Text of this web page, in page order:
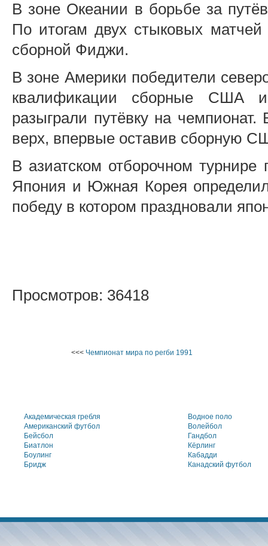
В зоне Океании в борьбе за
По итогам двух стыковых матчей
сборной Фиджи.
В зоне Америки победители
квалификации сборные США
разыграли путёвку на
верх, впервые оставив сборную
В азиатском отборочном турнире
Япония и Южная Корея
победу в котором праздновали
Просмотров: 36418
<<< Чемпионат мира по регби 1991
Академическая гребля
Американский футбол
Бейсбол
Биатлон
Боулинг
Бридж
Водное поло
Волейбол
Гандбол
Кёрлинг
Кабадди
Канадский футбол